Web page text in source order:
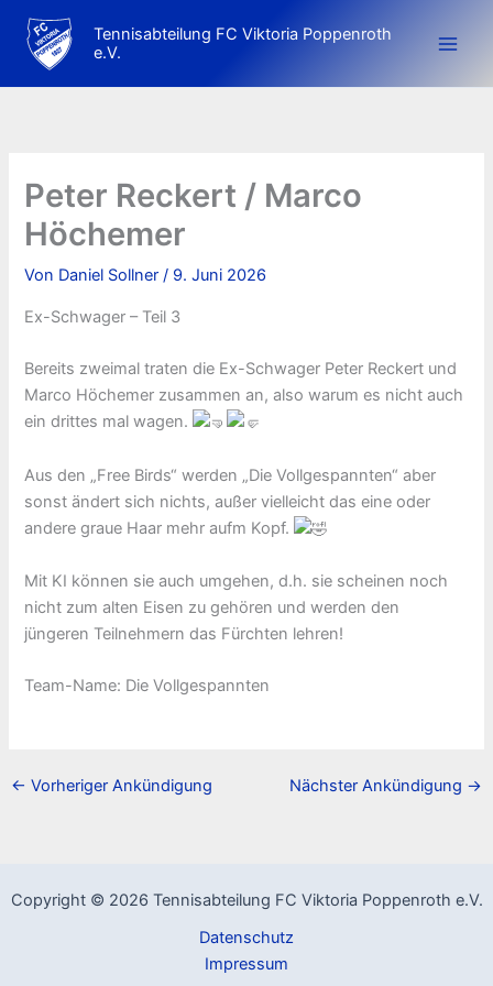
Inhalt
springen
Tennisabteilung FC Viktoria Poppenroth
e.V.
Peter Reckert / Marco
Höchemer
Von Daniel Sollner/ 9. Juni 2026
Ex-Schwager – Teil 3
Bereits zweimal traten die Ex-Schwager Peter Reckert und
Marco Höchemer zusammen an, also warum es nicht auch
ein drittes mal wagen.
Aus den „Free Birds“ werden „Die Vollgespannten“ aber
sonst ändert sich nichts, außer vielleicht das eine oder
andere graue Haar mehr aufm Kopf.
Mit KI können sie auch umgehen, d.h. sie scheinen noch
nicht zum alten Eisen zu gehören und werden den
jüngeren Teilnehmern das Fürchten lehren!
Team-Name: Die Vollgespannten
← Vorheriger Ankündigung Nächster Ankündigung →
Copyright © 2026 Tennisabteilung FC Viktoria Poppenroth e.V.
Datenschutz
Impressum